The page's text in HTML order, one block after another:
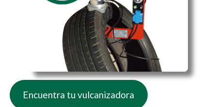
Encuentra tu vulcanizadora